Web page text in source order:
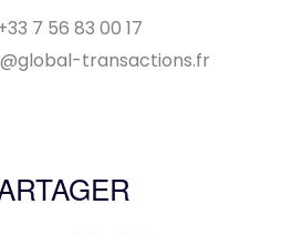
7 56 83 00 17
transactions.fr